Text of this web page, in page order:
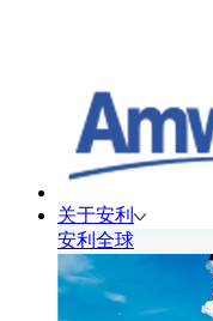
关于安利
安利全球